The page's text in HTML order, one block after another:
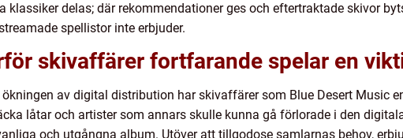
klassiker delas; där rekommendationer ges och eftertraktade skivor
spellistor inte erbjuder.
skivaffärer fortfarande spelar en
ökningen av digital distribution har skivaffärer som Blue Desert Music
låtar och artister som annars skulle kunna gå förlorade i den
och utgångna album. Utöver att tillgodose samlarnas behov,